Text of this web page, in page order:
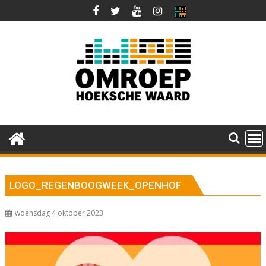
naar
LOGO_REGENBOOGWEEK_OPENHOF
woensdag 4 oktober 2023